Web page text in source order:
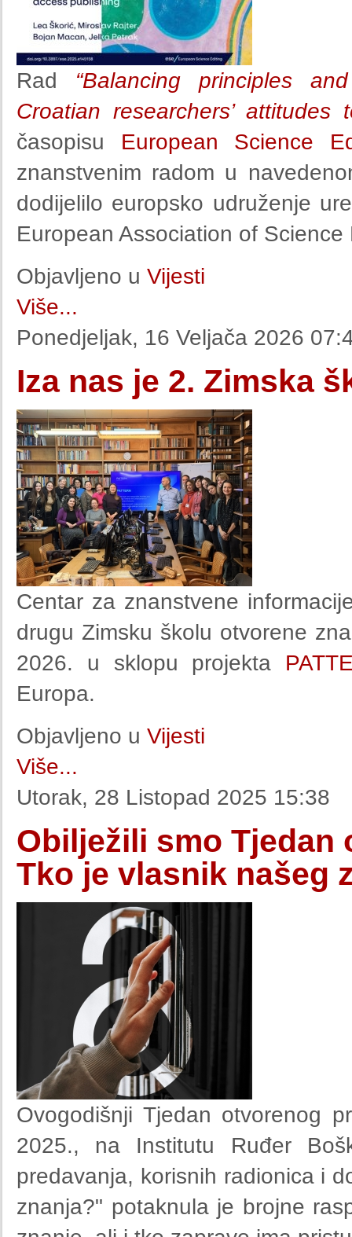
Rad “Balancing principles
Croatian researchers’ attitudes
časopisu European Science
znanstvenim radom u
dodijelilo europsko udruženje
European Association of Science
Objavljeno u Vijesti
Više...
Ponedjeljak, 16 Veljača 2026
Iza nas je 2. Zimska
Centar za znanstvene
drugu Zimsku školu otvorene
2026. u sklopu projekta
Europa.
Objavljeno u Vijesti
Više...
Utorak, 28 Listopad 2025 15:38
Obilježili smo Tjedan
Tko je vlasnik našeg
Ovogodišnji Tjedan otvorenog
2025., na Institutu Ruđer
predavanja, korisnih radionica i
znanja?" potaknula je brojne